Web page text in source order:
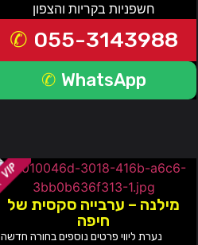
חשפניות בקריות והצפון
055-3143988
WhatsApp
מילנה – ערבייה סקסית של
חיפה
נערת ליווי פרטים נוספים בחורה חדשה